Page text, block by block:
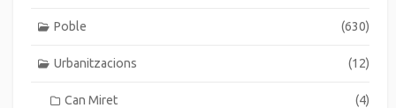
Poble (630)
Urbanitzacions (12)
Can Miret (4)